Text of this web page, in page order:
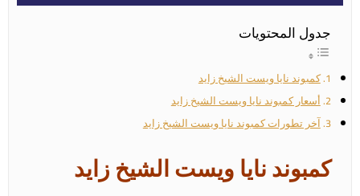
جدول المحتويات
كمبوند نايا ويست الشيخ زايد
أسعار كمبوند نايا ويست الشيخ زايد
آخر تطورات كمبوند نايا ويست الشيخ زايد
كمبوند نايا ويست الشيخ زايد